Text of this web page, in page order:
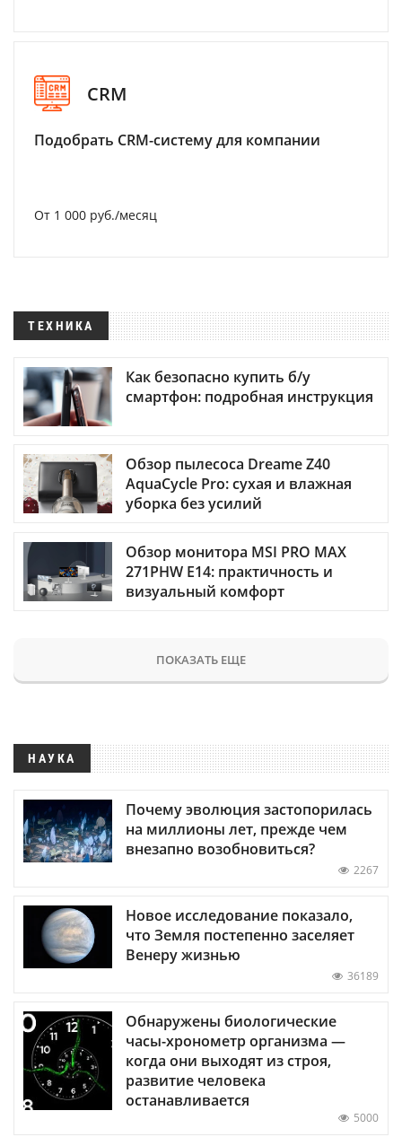
CRM
Подобрать CRM-систему для компании
От 1 000 руб./месяц
ТЕХНИКА
Как безопасно купить б/у
смартфон: подробная инструкция
Обзор пылесоса Dreame Z40
AquaCycle Pro: сухая и влажная
уборка без усилий
Обзор монитора MSI PRO MAX
271PHW E14: практичность и
визуальный комфорт
ПОКАЗАТЬ ЕЩЕ
НАУКА
Почему эволюция застопорилась
на миллионы лет, прежде чем
внезапно возобновиться?
2267
Новое исследование показало,
что Земля постепенно заселяет
Венеру жизнью
36189
Обнаружены биологические
часы-хронометр организма —
когда они выходят из строя,
развитие человека
останавливается
5000